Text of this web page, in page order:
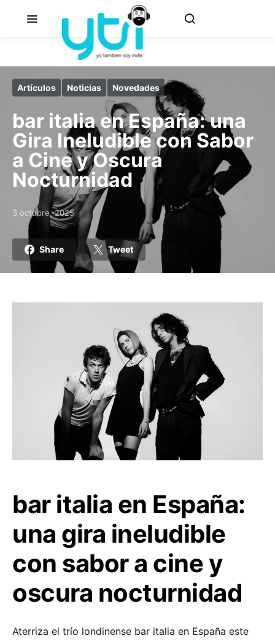
Artículos Noticias Novedades
bar italia en España: una
Gira Ineludible con Sabor
a Cine y Oscura
Nocturnidad
Posted on
3 octubre, 2025
Share Tweet
bar italia en España:
una gira ineludible
con sabor a cine y
oscura nocturnidad
Aterriza el trío londinense bar italia en España este